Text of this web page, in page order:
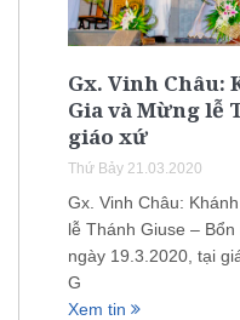
Gx. Vinh Châu:
Gia và Mừng lễ
giáo xứ
Thứ Bảy 21.03.2020
Gx. Vinh Châu:
lễ Thánh Giuse –
ngày 19.3.2020, tại
G
Xem tin